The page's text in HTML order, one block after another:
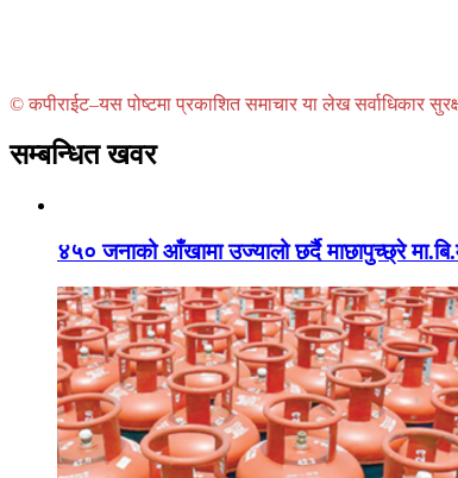
© कपीराईट–यस पोष्टमा प्रकाशित समाचार या लेख सर्वाधिकार
सम्बन्धित खवर
४५० जनाको आँखामा उज्यालो छर्दै माछापुच्छ्रे